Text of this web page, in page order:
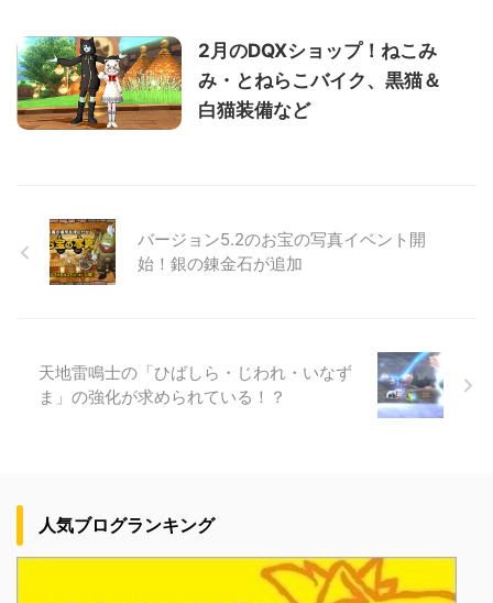
2月のDQXショップ！ねこみ
み・とねらこバイク、黒猫＆
白猫装備など
バージョン5.2のお宝の写真イベント開
始！銀の錬金石が追加
天地雷鳴士の「ひばしら・じわれ・いなず
ま」の強化が求められている！？
人気ブログランキング